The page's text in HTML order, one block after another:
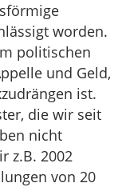
worden.
politischen
und Geld,
ist.
die wir seit
nicht
z.B. 2002
von 20